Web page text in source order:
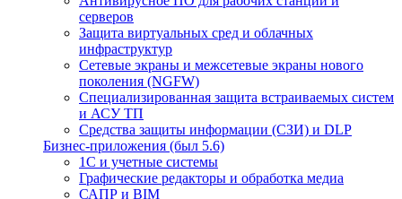
серверов
Защита виртуальных сред и облачных
инфраструктур
Сетевые экраны и межсетевые экраны нового
поколения (NGFW)
Специализированная защита встраиваемых систем
и АСУ ТП
Средства защиты информации (СЗИ) и DLP
Бизнес-приложения (был 5.6)
1С и учетные системы
Графические редакторы и обработка медиа
САПР и BIM